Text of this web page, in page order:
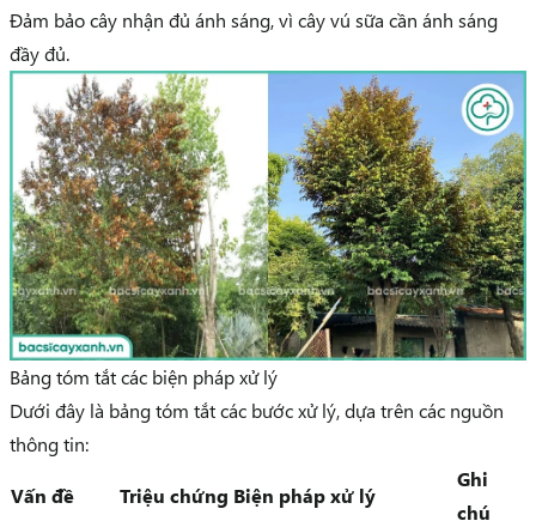
Đảm bảo cây nhận đủ ánh sáng, vì cây vú sữa cần ánh sáng
đầy đủ.
Bảng tóm tắt các biện pháp xử lý
Dưới đây là bảng tóm tắt các bước xử lý, dựa trên các nguồn
thông tin:
Vấn đề Triệu chứng Biện pháp xử lý
Ghi
chú